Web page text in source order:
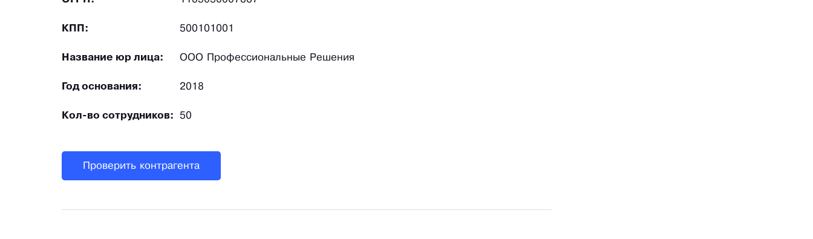
КПП: 500101001
Название юр лица: ООО Профессиональные Решения
Год основания: 2018
Кол-во сотрудников: 50
Проверить контрагента